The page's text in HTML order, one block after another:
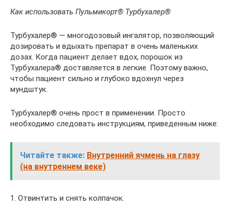
Как использовать Пульмикорт® Турбухалер®
Турбухалер® — многодозовый ингалятор, позволяющий
дозировать и вдыхать препарат в очень маленьких
дозах. Когда пациент делает вдох, порошок из
Турбухалера® доставляется в легкие. Поэтому важно,
чтобы пациент сильно и глубоко вдохнул через
мундштук.
Турбухалер® очень прост в применении. Просто
необходимо следовать инструкциям, приведенным ниже:
Читайте также: Внутренний ячмень на глазу
(на внутреннем веке)
1. Отвинтить и снять колпачок.